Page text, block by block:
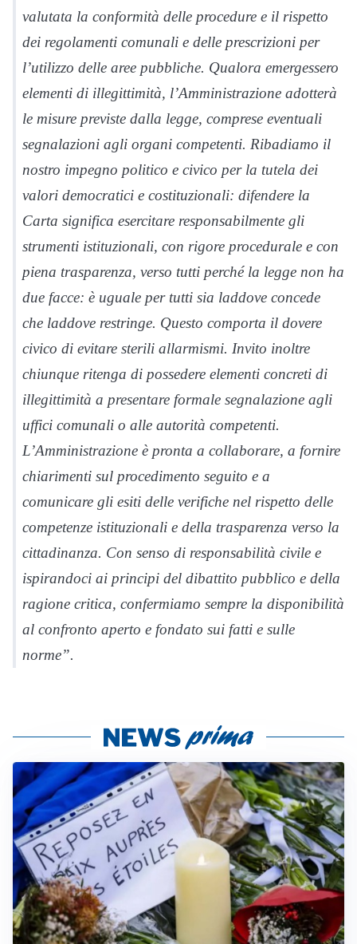
valutata la conformità delle procedure e il rispetto
dei regolamenti comunali e delle prescrizioni per
l’utilizzo delle aree pubbliche. Qualora emergessero
elementi di illegittimità, l’Amministrazione adotterà
le misure previste dalla legge, comprese eventuali
segnalazioni agli organi competenti. Ribadiamo il
nostro impegno politico e civico per la tutela dei
valori democratici e costituzionali: difendere la
Carta significa esercitare responsabilmente gli
strumenti istituzionali, con rigore procedurale e con
piena trasparenza, verso tutti perché la legge non ha
due facce: è uguale per tutti sia laddove concede
che laddove restringe. Questo comporta il dovere
civico di evitare sterili allarmismi. Invito inoltre
chiunque ritenga di possedere elementi concreti di
illegittimità a presentare formale segnalazione agli
uffici comunali o alle autorità competenti.
L’Amministrazione è pronta a collaborare, a fornire
chiarimenti sul procedimento seguito e a
comunicare gli esiti delle verifiche nel rispetto delle
competenze istituzionali e della trasparenza verso la
cittadinanza. Con senso di responsabilità civile e
ispirandoci ai principi del dibattito pubblico e della
ragione critica, confermiamo sempre la disponibilità
al confronto aperto e fondato sui fatti e sulle
norme”.